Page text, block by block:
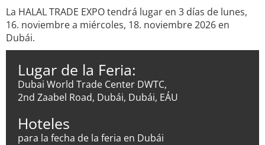
La HALAL TRADE EXPO tendrá lugar en 3 días de lunes,
16. noviembre a miércoles, 18. noviembre 2026 en
Dubái.
Lugar de la Feria:
Dubai World Trade Center DWTC,
2nd Zaabel Road, Dubái, Dubái, EÁU
Hoteles
para la fecha de la feria en Dubái